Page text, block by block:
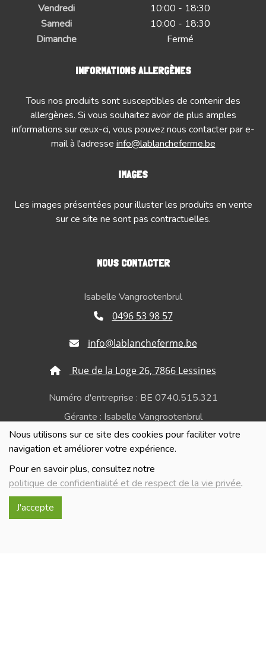
Nous utilisons sur ce site des cookies pour faciliter votre
navigation et améliorer votre expérience.
Pour en savoir plus, consultez notre
politique de confidentialité et de respect de la vie privée.
J'accepte
Vendredi
10:00 - 18:30
Samedi
10:00 - 18:30
Dimanche
Fermé
INFORMATIONS ALLERGÈNES
Tous nos produits sont susceptibles de contenir des
allergènes. Si vous souhaitez avoir de plus amples
informations sur ceux-ci, vous pouvez nous contacter par e-
mail à l'adresse info@lablancheferme.be
IMAGES
Les images présentées pour illuster les produits en vente
sur ce site ne sont pas contractuelles.
NOUS CONTACTER
Isabelle Vangrootenbrul
0496 53 98 57
info@lablancheferme.be
Rue de la Loge 26, 7866 Lessines
Numéro d'entreprise : BE 0740.515.321
Gérante : Isabelle Vangrootenbrul
Politique de confidentialité et de respect de la vie
privée